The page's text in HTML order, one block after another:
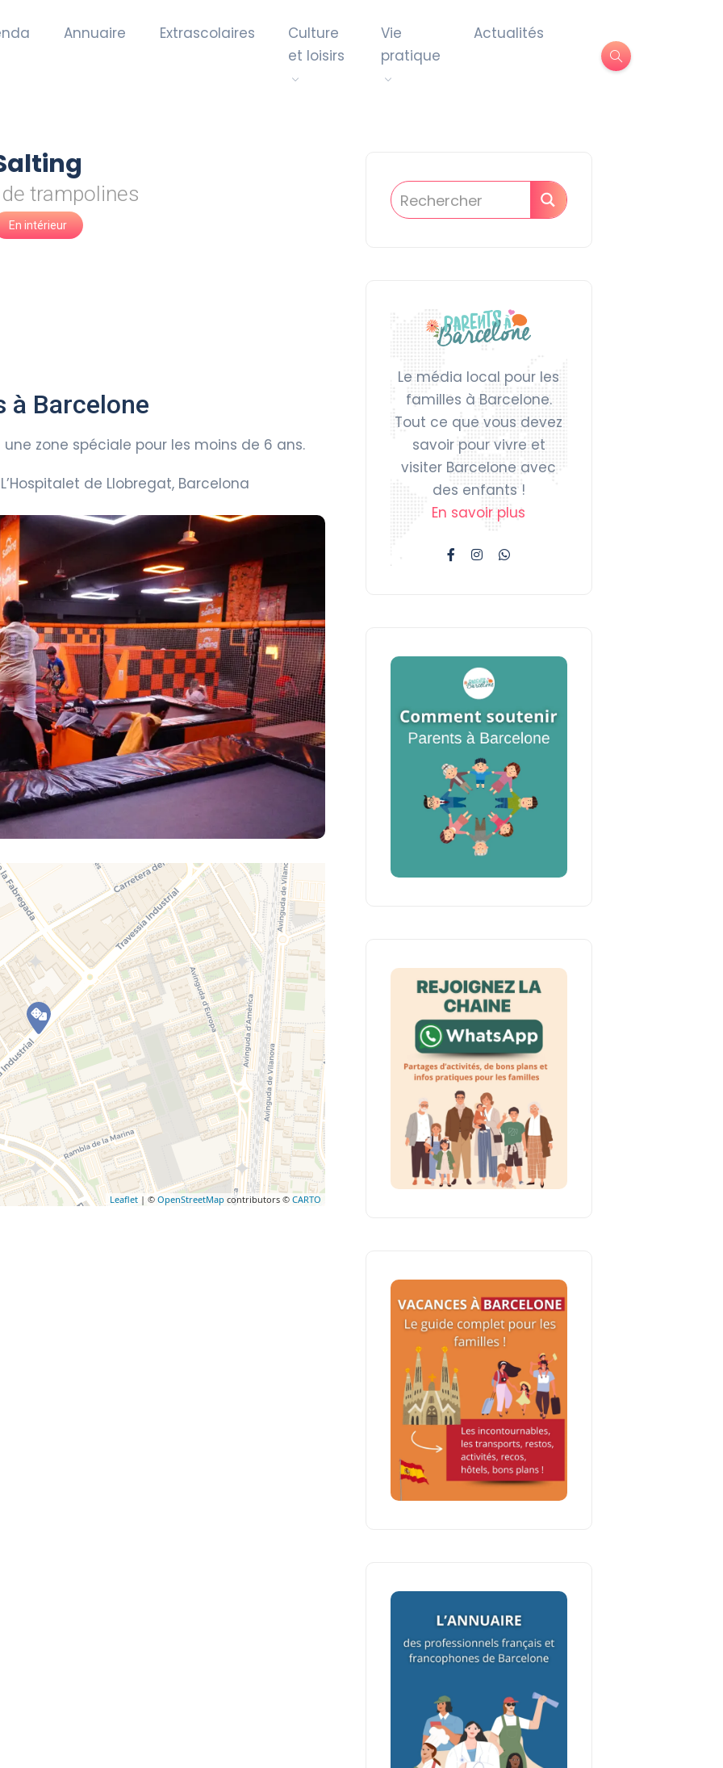
Annuaire Extrascolaires
Culture
et loisirs
Vie
pratique
Actualités
trampolines
En intérieur
à Barcelone
zone spéciale pour les moins de 6 ans.
de Llobregat, Barcelona
Leaflet| © OpenStreetMapcontributors © CARTO
Le média local pour les
familles à Barcelone.
Tout ce que vous devez
savoir pour vivre et
visiter Barcelone avec
des enfants !
En savoir plus